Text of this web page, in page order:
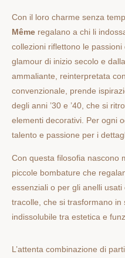
Con il loro charme senza
Même regalano a chi li
collezioni riflettono le
glamour di inizio secolo e
ammaliante, reinterpretata
convenzionale, prende
degli anni ’30 e ’40, che si
elementi decorativi. Per ogni
talento e passione per i
Con questa filosofia nascono
piccole bombature che
essenziali o per gli anelli
tracolle, che si trasformano in
indissolubile tra estetica e
L’attenta combinazione di